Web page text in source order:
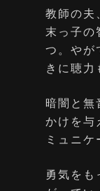
教師の夫
末っ子の
つ。やが
きに聴力
暗闇と無
かけを与
ミュニケ
勇気をも